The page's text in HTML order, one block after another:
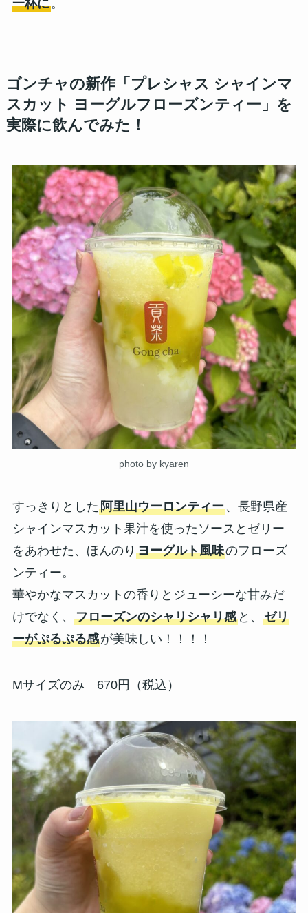
一杯に。
ゴンチャの新作「プレシャス シャインマ
スカット ヨーグルフローズンティー」を
実際に飲んでみた！
photo by kyaren
すっきりとした阿里山ウーロンティー、長野県産
シャインマスカット果汁を使ったソースとゼリー
をあわせた、ほんのり ヨーグルト風味のフローズ
ンティー。
華やかなマスカットの香りとジューシーな甘みだ
けでなく、 フローズンのシャリシャリ感と、 ゼリ
ーがぷるぷる感が美味しい！！！！
Mサイズのみ 670円（税込）